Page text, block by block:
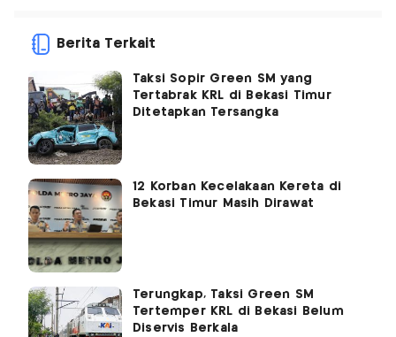
Berita Terkait
Taksi Sopir Green SM yang
Tertabrak KRL di Bekasi Timur
Ditetapkan Tersangka
12 Korban Kecelakaan Kereta di
Bekasi Timur Masih Dirawat
Terungkap, Taksi Green SM
Tertemper KRL di Bekasi Belum
Diservis Berkala